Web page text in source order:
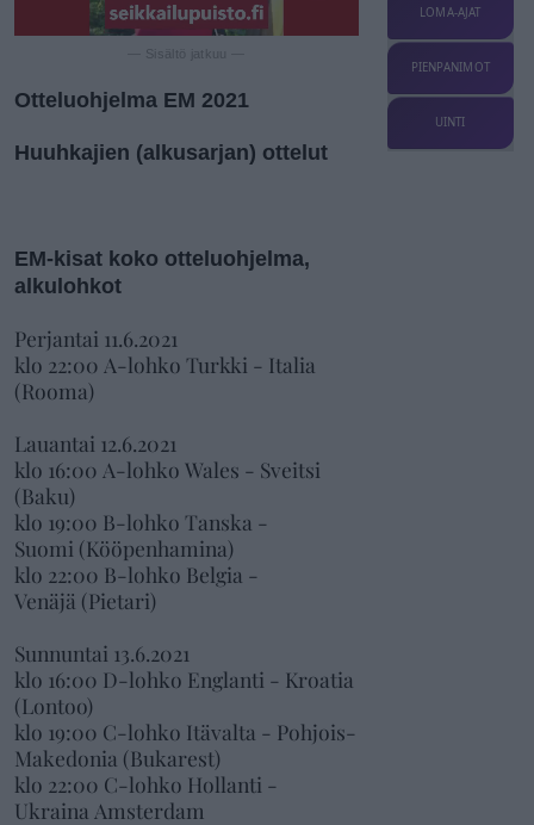
— Sisältö jatkuu —
Otteluohjelma EM 2021
Huuhkajien (alkusarjan) ottelut
EM-kisat koko otteluohjelma,
alkulohkot
Perjantai 11.6.2021
klo 22:00 A-lohko Turkki - Italia
(Rooma)
Lauantai 12.6.2021
klo 16:00 A-lohko Wales - Sveitsi
(Baku)
klo 19:00 B-lohko Tanska -
Suomi (Kööpenhamina)
klo 22:00 B-lohko Belgia -
Venäjä (Pietari)
Sunnuntai 13.6.2021
klo 16:00 D-lohko Englanti - Kroatia
(Lontoo)
klo 19:00 C-lohko Itävalta - Pohjois-
Makedonia (Bukarest)
klo 22:00 C-lohko Hollanti -
Ukraina Amsterdam
LOMA-AJAT
PIENPANIMOT
UINTI